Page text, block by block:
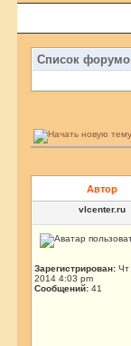
Список
Автор
vlcenter.ru
Зарегистрирован: Чт
2014 4:03 pm
Сообщений: 41